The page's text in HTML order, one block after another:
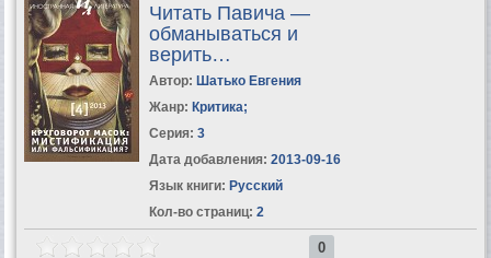
Читать Павича —
обманываться и
верить…
Автор: Шатько Евгения
Жанр: Критика;
Серия: 3
Дата добавления: 2013-09-16
Язык книги: Русский
Кол-во страниц: 2
0